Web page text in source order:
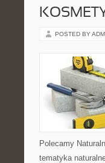
POSTED BY
Polecamy
tematyka